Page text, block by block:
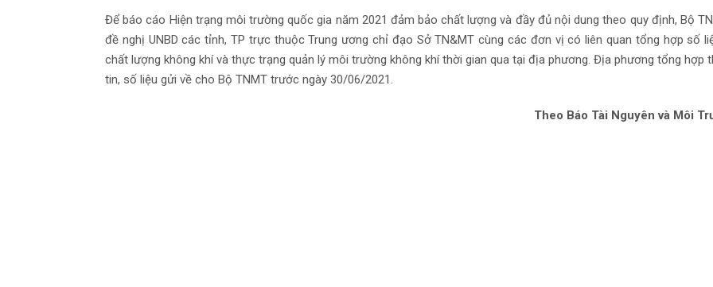
Để báo cáo Hiện trạng môi trường quốc gia năm 2021 đảm bảo chất lượng và đầy đủ nội dung theo quy định, Bộ
đề nghị UNBD các tỉnh, TP trực thuộc Trung ương chỉ đạo Sở TN&MT cùng các đơn vị có liên quan tổng hợp số
chất lượng không khí và thực trạng quản lý môi trường không khí thời gian qua tại địa phương. Địa phương tổng hợp
tin, số liệu gửi về cho Bộ TNMT trước ngày 30/06/2021.
Theo Báo Tài Nguyên và Môi